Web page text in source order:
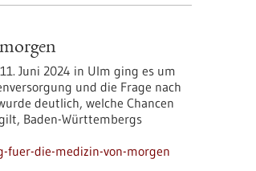
Juni 2024 in Ulm ging es um
und die Frage nach
deutlich, welche Chancen
Baden-Württembergs
die-medizin-von-morgen